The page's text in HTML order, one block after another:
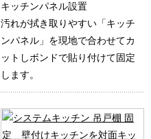
キッチンパネル設置
汚れが拭き取りやすい「キッチ
ンパネル」を現地で合わせてカ
ットしボンドで貼り付けて固定
します。